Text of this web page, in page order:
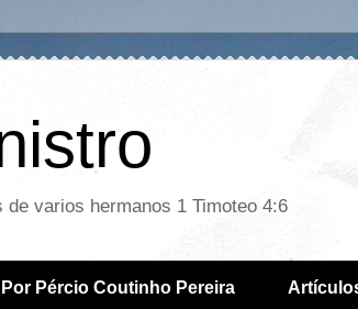
varios hermanos 1 Timoteo 4:6
Pércio Coutinho Pereira